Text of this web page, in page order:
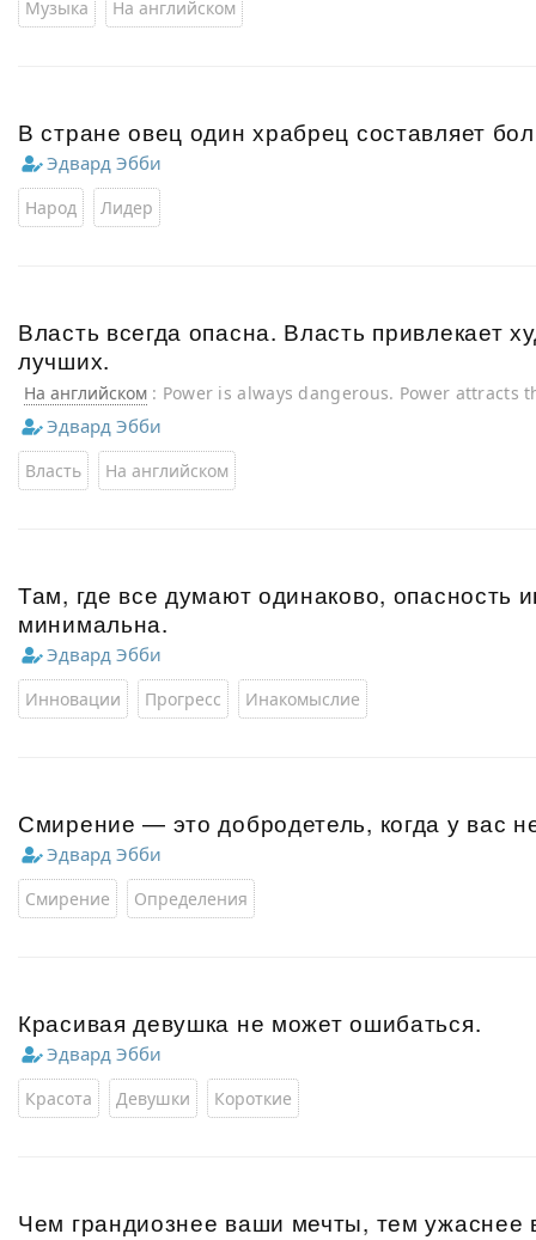
Музыка На английском
В стране овец один храбрец составляет
Эдвард Эбби
Народ Лидер
Власть всегда опасна. Власть привлекает
лучших.
На английском : Power is always dangerous. Power attracts
best.Эдвард Эбби
Власть На английском
Там, где все думают одинаково, опасность
минимальна.
Эдвард Эбби
Инновации Прогресс Инакомыслие
Смирение — это добродетель, когда у вас
Эдвард Эбби
Смирение Определения
Красивая девушка не может ошибаться.
Эдвард Эбби
Красота Девушки Короткие
Чем грандиознее ваши мечты, тем